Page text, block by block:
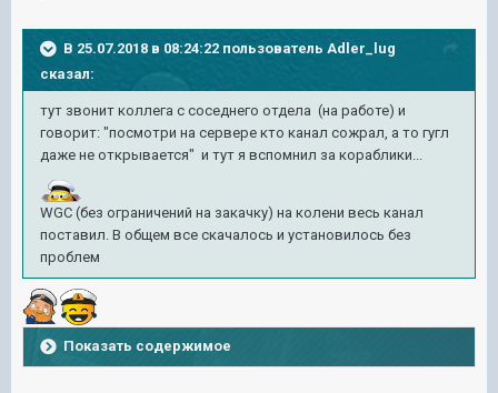
В 25.07.2018 в 08:24:22 пользователь Adler_lug
сказал:
тут звонит коллега с соседнего отдела (на работе) и
говорит: "посмотри на сервере кто канал сожрал, а то гугл
даже не открывается" и тут я вспомнил за кораблики...
WGC (без ограничений на закачку) на колени весь канал
поставил. В общем все скачалось и установилось без
проблем
Показать содержимое